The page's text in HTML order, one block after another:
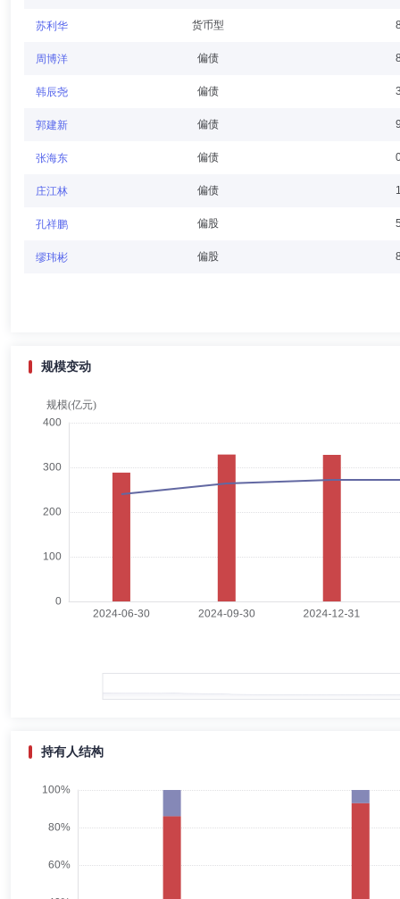
罗寅先生：副董事长，副总经理，博士。曾于2014年05月至2016年03
经理；于2021年11月，就职于金元顺安基金管理有限公司。
张苏彤 学历：博士
张苏彤先生：独立董事，博士。曾任职于陕西重型机器厂、陕西农业
海）股份有限公司独立董事、深圳市长亮科技股份有限公司独立董事。
金代文 学历：本科
袁林洁女士：独立董事，本科，北京市金德律师事务所律师。曾任香港
凌有法 副总经理 学历：硕士 任职日期：2018-12-18
运营部专家，金元顺安基金管理有限公司督察长。
陈嘉楠女士：中国国籍，硕士学位。具有中国证券投资基金业从业资
李海瑞女士：中国国籍，工商管理硕士，具有基金从业资格。曾就职
任金元顺安沣顺定期开放债券型发起式证券投资基金基金经理，2026
苏利华 货币型
周博洋 偏债
韩辰尧 偏债
郭建新 偏债
张海东 偏债
庄江林 偏债
孔祥鹏 偏股
缪玮彬 偏股
规模变动
持有人结构